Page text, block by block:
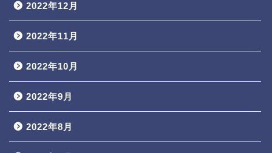
2022年12月
2022年11月
2022年10月
2022年9月
2022年8月